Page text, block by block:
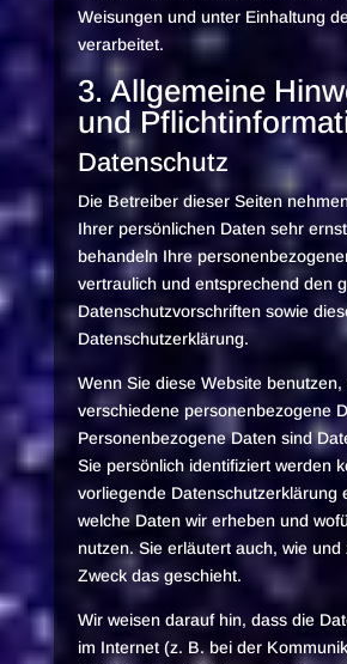
Weisungen und unter Einhaltung
verarbeitet.
3. Allgemeine
und
Datenschutz
Die Betreiber dieser Seiten
Ihrer persönlichen Daten sehr
behandeln Ihre
vertraulich und entsprechend den
Datenschutzvorschriften sowie
Datenschutzerklärung.
Wenn Sie diese Website benutzen,
verschiedene personenbezogene
Personenbezogene Daten sind
Sie persönlich identifiziert werden
vorliegende Datenschutzerklärung
welche Daten wir erheben und
nutzen. Sie erläutert auch, wie und
Zweck das geschieht.
Wir weisen darauf hin, dass die
im Internet (z. B. bei der